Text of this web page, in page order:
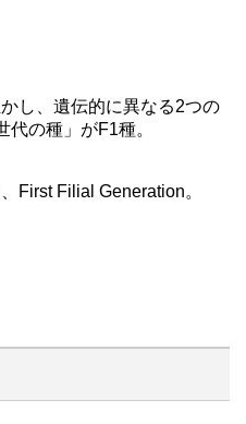
し、遺伝的に異なる2つの
の種」がF1種。
First Filial Generation。